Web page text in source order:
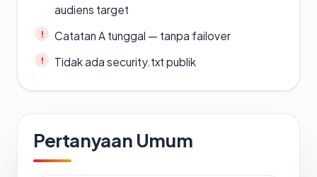
audiens target
Catatan A tunggal — tanpa failover
Tidak ada security.txt publik
Pertanyaan Umum